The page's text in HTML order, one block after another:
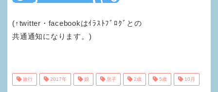
(↑twitter・facebookはｲﾗｽﾄﾌﾞﾛｸﾞとの
共通通知になります。)
旅行 2017年 娘 息子 2歳 5歳 10月